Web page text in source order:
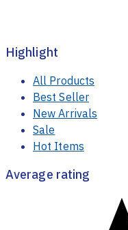
Highlight
All Products
Best Seller
New Arrivals
Sale
Hot Items
Average rating